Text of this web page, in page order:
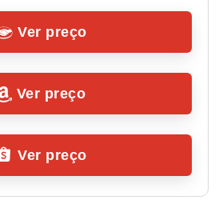
Ver preço
Ver preço
Ver preço